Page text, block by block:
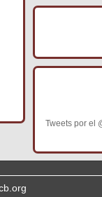
Tweets por el